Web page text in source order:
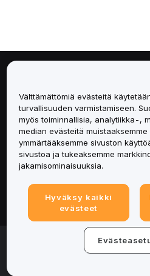
Palvelut
Tuki
Tuotteet
Lakiasiat
© 2025-2026 Bybit.eu. All rights
Välttämättömiä evästeitä
turvallisuuden varmistamiseen.
myös toiminnallisia, analytiikka-,
median evästeitä
ymmärtääksemme sivuston
sivustoa ja tukeaksemme
jakamisominaisuuksia.
Hyväksy kaikki
evästeet